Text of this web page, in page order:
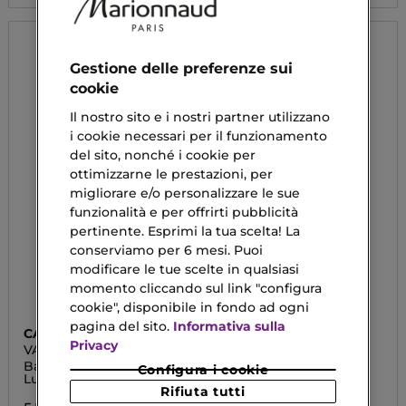
CATRICE
VALENTINE WHO?
Balsamo Labbra
Luminoso
CATRICE
Shimmer Balsamo
Labbra
Gestione delle preferenze sui
cookie
Il nostro sito e i nostri partner utilizzano
i cookie necessari per il funzionamento
del sito, nonché i cookie per
ottimizzarne le prestazioni, per
migliorare e/o personalizzare le sue
funzionalità e per offrirti pubblicità
pertinente. Esprimi la tua scelta! La
conserviamo per 6 mesi. Puoi
modificare le tue scelte in qualsiasi
momento cliccando sul link "configura
cookie", disponibile in fondo ad ogni
pagina del sito. Informativa sulla
Privacy
Configura i cookie
Rifiuta tutti